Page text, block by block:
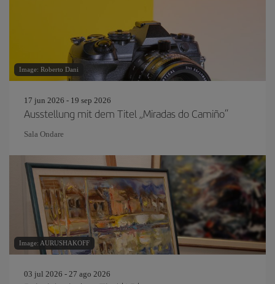
Image: Roberto Dani
17 jun 2026 - 19 sep 2026
Ausstellung mit dem Titel „Miradas do Camiño“
Sala Ondare
Image: AURUSHAKOFF
03 jul 2026 - 27 ago 2026